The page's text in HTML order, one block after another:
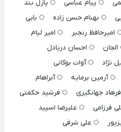
پیام عباسی
پازل بند
بهنام حسن زاده
بابی
امیرحافظ رنجبر
امیر لیام
الجان
احسان دریادل
نژاد
آوات بوکانی
آرمین برمایه
آبراهام
فرهاد جهانگیری
فرشید حکمتی
فرزامی
علیرضا اسپید
علی شرفی